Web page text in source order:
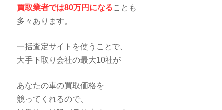
買取業者では80万円になることも
多々あります。
一括査定サイトを使うことで、
大手下取り会社の最大10社が
あなたの車の買取価格を
競ってくれるので、